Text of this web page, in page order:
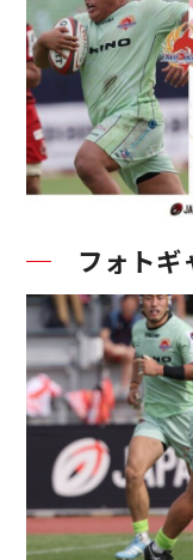
フォトギ